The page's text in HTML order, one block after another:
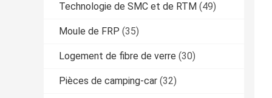
Technologie de SMC et de RTM (49)
Moule de FRP (35)
Logement de fibre de verre (30)
Pièces de camping-car (32)